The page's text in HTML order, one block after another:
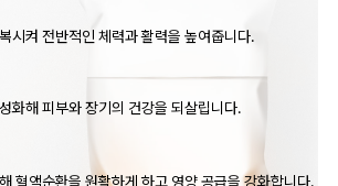
시켜 전반적인 체력과 활력을 높여줍니다.
화해 피부와 장기의 건강을 되살립니다.
혈액순환을 원활하게 하고 영양 공급을 강화합니다.